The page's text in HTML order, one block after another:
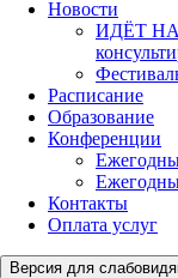
Новости
ИДЁТ
Расписание
Образование
Конференции
Контакты
Оплата услуг
Версия для